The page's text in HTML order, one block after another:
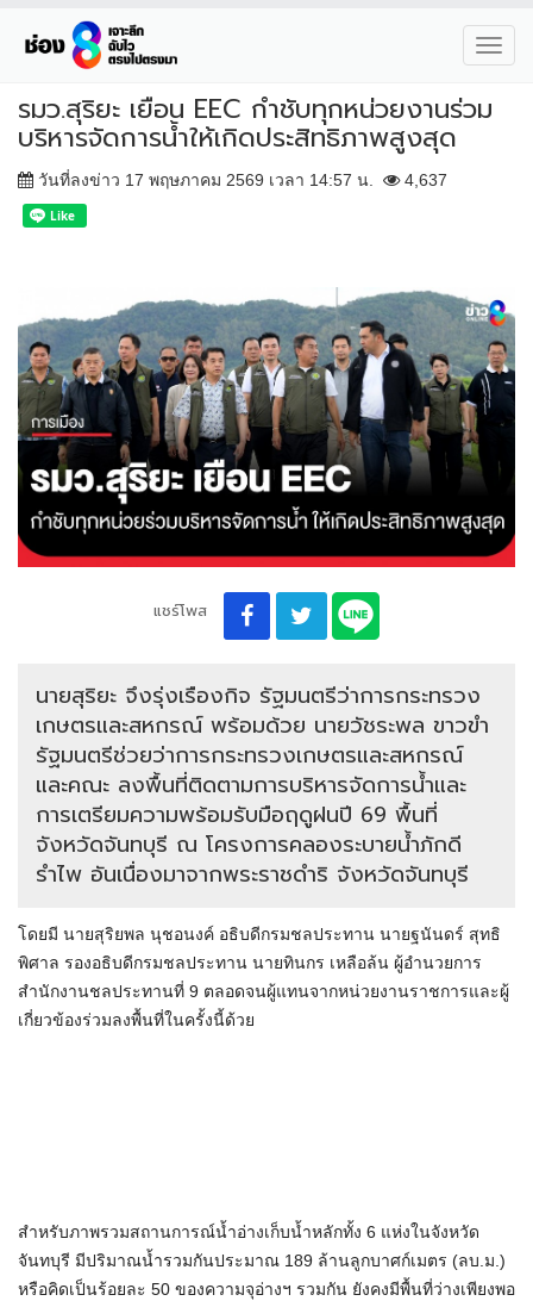
รมว.สุริยะ เยือน EEC กำชับทุกหน่วยงานร่วม
บริหารจัดการน้ำให้เกิดประสิทธิภาพสูงสุด
วันที่ลงข่าว 17 พฤษภาคม 2569 เวลา 14:57 น. 4,637
แชร์โพส
นายสุริยะ จึงรุ่งเรืองกิจ รัฐมนตรีว่าการกระทรวง
เกษตรและสหกรณ์ พร้อมด้วย นายวัชระพล ขาวขำ
รัฐมนตรีช่วยว่าการกระทรวงเกษตรและสหกรณ์
และคณะ ลงพื้นที่ติดตามการบริหารจัดการน้ำและ
การเตรียมความพร้อมรับมือฤดูฝนปี 69 พื้นที่
จังหวัดจันทบุรี ณ โครงการคลองระบายน้ำภักดี
รำไพ อันเนื่องมาจากพระราชดำริ จังหวัดจันทบุรี
โดยมี นายสุริยพล นุชอนงค์ อธิบดีกรมชลประทาน นายฐนันดร์ สุทธิ
พิศาล รองอธิบดีกรมชลประทาน นายทินกร เหลือล้น ผู้อำนวยการ
สำนักงานชลประทานที่ 9 ตลอดจนผู้แทนจากหน่วยงานราชการและผู้
เกี่ยวข้องร่วมลงพื้นที่ในครั้งนี้ด้วย
สำหรับภาพรวมสถานการณ์น้ำอ่างเก็บน้ำหลักทั้ง 6 แห่งในจังหวัด
จันทบุรี มีปริมาณน้ำรวมกันประมาณ 189 ล้านลูกบาศก์เมตร (ลบ.ม.)
หรือคิดเป็นร้อยละ 50 ของความจุอ่างฯ รวมกัน ยังคงมีพื้นที่ว่างเพียงพอ